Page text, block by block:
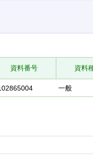
資料番号 資料
一般